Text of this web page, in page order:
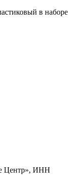
в наборе
Центр», ИНН